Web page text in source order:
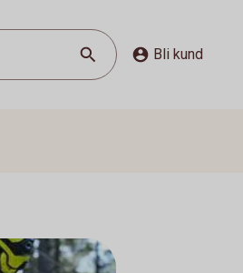
Bli kund